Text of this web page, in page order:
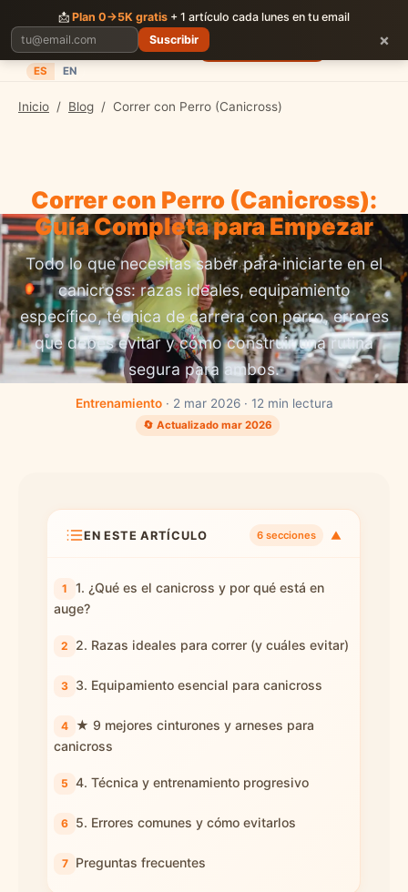
CORRERJUNTOS
PlanesBlogCarreras Precios
ES EN
Inicio / Blog / Correr con Perro (Canicross)
Correr con Perro (Canicross):
Guía Completa para Empezar
Todo lo que necesitas saber para iniciarte en el
canicross: razas ideales, equipamiento
específico, técnica de carrera con perro, errores
que debes evitar y cómo construir una rutina
segura para ambos.
Entrenamiento· 2 mar 2026 · 12 min lectura
🔄 Actualizado mar 2026
EN ESTE ARTÍCULO 6 secciones ▼
1. ¿Qué es el canicross y por qué está en
auge?
2. Razas ideales para correr (y cuáles evitar)
3. Equipamiento esencial para canicross
★ 9 mejores cinturones y arneses para
canicross
4. Técnica y entrenamiento progresivo
5. Errores comunes y cómo evitarlos
Preguntas frecuentes
📩 Plan 0→5K gratis + 1 artículo cada lunes en tu email
Suscribir
×